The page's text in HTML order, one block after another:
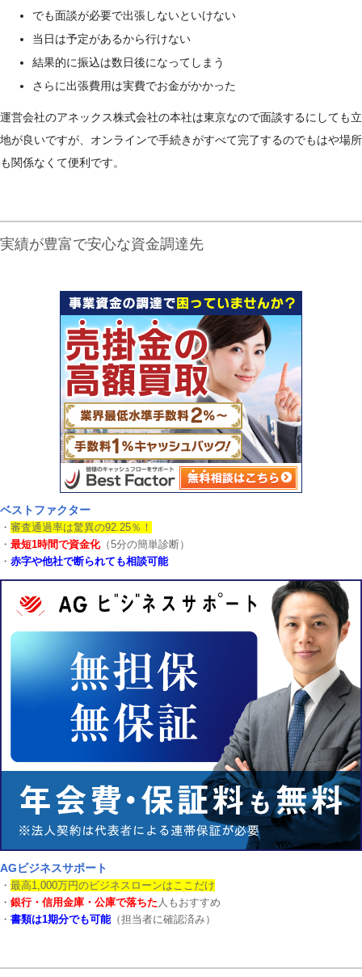
でも面談が必要で出張しないといけない
当日は予定があるから行けない
結果的に振込は数日後になってしまう
さらに出張費用は実費でお金がかかった
運営会社のアネックス株式会社の本社は東京なので面談するにしても立
地が良いですが、オンラインで手続きがすべて完了するのでもはや場所
も関係なくて便利です。
実績が豊富で安心な資金調達先
ベストファクター
・ 審査通過率は驚異の92.25％！
・ 最短1時間で資金化（5分の簡単診断）
・ 赤字や他社で断られても相談可能
AGビジネスサポート
・ 最高1,000万円のビジネスローンはここだけ
・ 銀行・信用金庫・公庫で落ちた 人もおすすめ
・ 書類は1期分でも可能（担当者に確認済み）